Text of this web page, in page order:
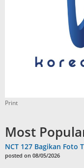
Print
Most
NCT 127 Bagikan Foto
posted on 08/05/2026